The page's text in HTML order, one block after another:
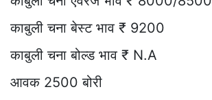
काबुली चना बेस्ट भाव ₹ 9200
काबुली चना बोल्ड भाव ₹ N.A
आवक 2500 बोरी